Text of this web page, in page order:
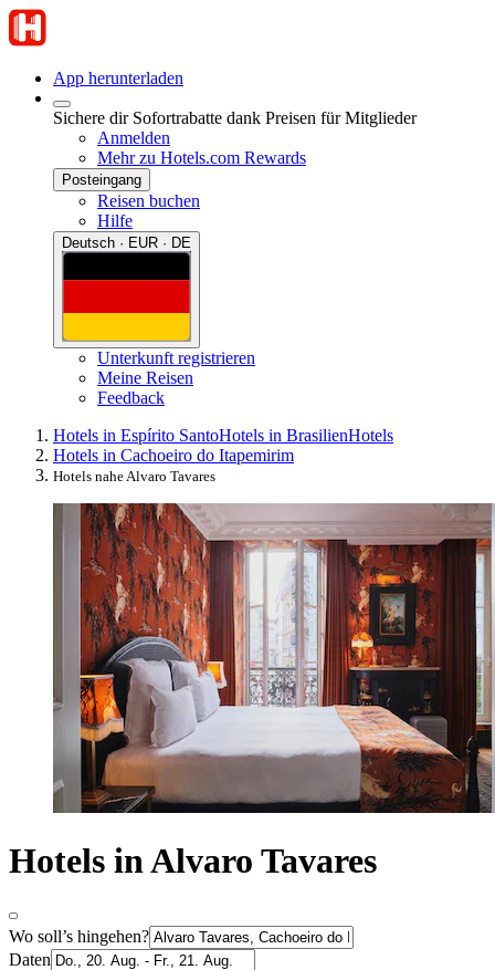
App herunterladen
Sichere dir Sofortrabatte dank Preisen für Mitglieder
Anmelden
Mehr zu Hotels.com Rewards
Posteingang
Reisen buchen
Hilfe
Deutsch · EUR · DE
Unterkunft registrieren
Meine Reisen
Feedback
Hotels in Espírito SantoHotels in BrasilienHotels
Hotels in Cachoeiro do Itapemirim
Hotels nahe Alvaro Tavares
Hotels in Alvaro Tavares
Wo soll’s hingehen?
Daten